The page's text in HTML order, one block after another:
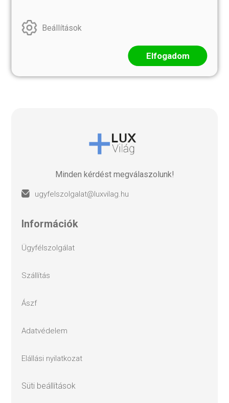
SÁKJAMUNI BUDDHA
THANGKA
126 999 Ft
Minden kérdést megválaszolunk!
ugyfelszolgalat@luxvilag.hu
információk
ügyfélszolgálat
szállítás
ászf
adatvédelem
elállási nyilatkozat
süti beállítások
Beállítások
Elfogadom